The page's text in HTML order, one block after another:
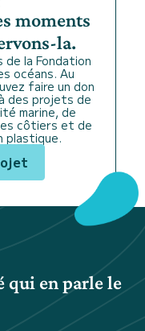
moments
la.
de la Fondation
océans. Au
faire un don
des projets de
marine, de
côtiers et de
plastique.
qui en parle le